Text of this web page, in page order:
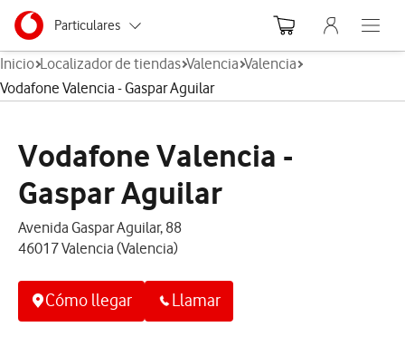
Ir a la pagina principal de vodafone.es
Menu navegación Segmento
Particulares
Autónomos
Grandes empresas
Menu
Abre el
Inicio Localizador de tiendas Valencia Valencia
Vodafone Valencia - Gaspar Aguilar
Vodafone Valencia -
Gaspar Aguilar
Avenida Gaspar Aguilar, 88
46017 Valencia (Valencia)
Cómo llegar Llamar